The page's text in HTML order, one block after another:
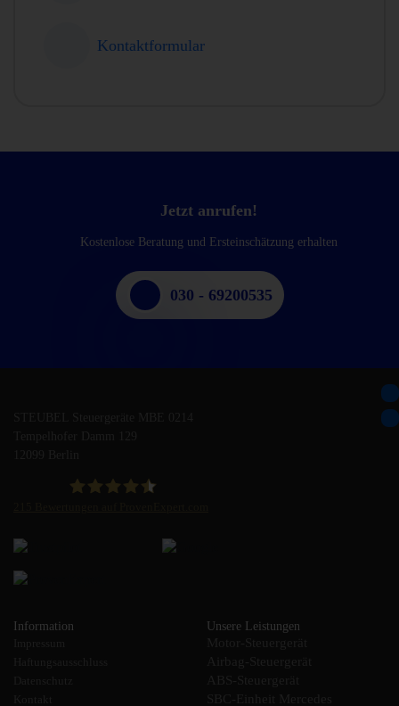
Kontaktformular
Jetzt anrufen!
Kostenlose Beratung und Ersteinschätzung erhalten
030 - 69200535
STEUBEL Steuergeräte Annahme Filiale MBE 0214
Information
Unsere Leistungen